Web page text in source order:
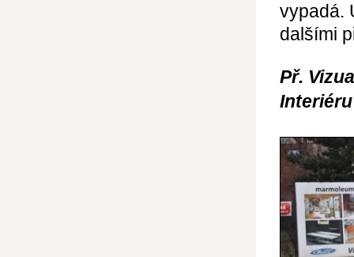
vypadá.
dalšími
Př.
Interiéru